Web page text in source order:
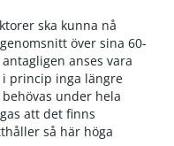
ska kunna nå
över sina 60-
anses vara
princip inga längre
under hela
att det finns
så här höga